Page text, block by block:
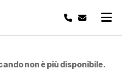
non è più disponibile.